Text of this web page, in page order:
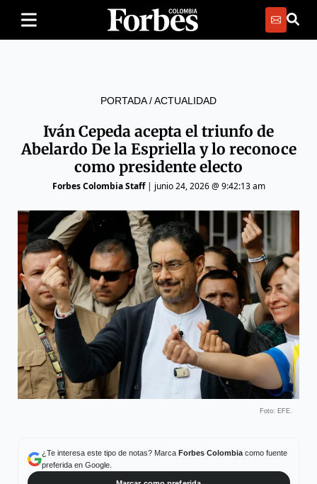
PORTADA/ACTUALIDAD
Iván Cepeda acepta el triunfo de
Abelardo De la Espriella y lo reconoce
como presidente electo
Forbes Colombia Staff| junio 24, 2026 @ 9:42:13 am
Foto: EFE.
¿Te interesa este tipo de notas? Marca Forbes Colombiacomo fuente
preferida en Google.